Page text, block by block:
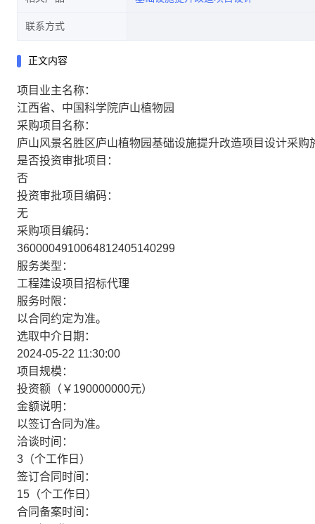
联系方式
正文内容
项目业主名称：
江西省、中国科学院庐山植物园
采购项目名称：
庐山风景名胜区庐山植物园基础设施提升改造项目设计采
是否投资审批项目：
否
投资审批项目编码：
无
采购项目编码：
3600004910064812405140299
服务类型：
工程建设项目招标代理
服务时限：
以合同约定为准。
选取中介日期：
2024-05-22 11:30:00
项目规模：
投资额（￥190000000元）
金额说明：
以签订合同为准。
洽谈时间：
3（个工作日）
签订合同时间：
15（个工作日）
合同备案时间：